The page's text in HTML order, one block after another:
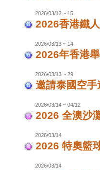
2026/03/12 ~ 15
2026香港鐵
2026/03/13 ~ 14
2026年香港
2026/03/13 ~ 29
邀請泰國空
2026/03/14 ~ 04/12
2026 全澳沙
2026/03/14
2026 特奧籃
2026/03/14